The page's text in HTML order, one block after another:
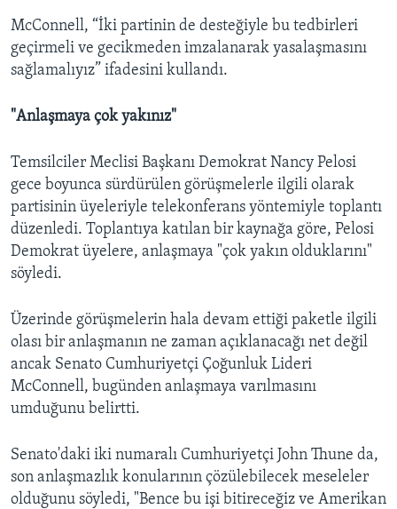
McConnell, “İki partinin de desteğiyle bu tedbirleri
geçirmeli ve gecikmeden imzalanarak yasalaşmasını
sağlamalıyız” ifadesini kullandı.
"Anlaşmaya çok yakınız"
Temsilciler Meclisi Başkanı Demokrat Nancy Pelosi
gece boyunca sürdürülen görüşmelerle ilgili olarak
partisinin üyeleriyle telekonferans yöntemiyle toplantı
düzenledi. Toplantıya katılan bir kaynağa göre, Pelosi
Demokrat üyelere, anlaşmaya "çok yakın olduklarını"
söyledi.
Üzerinde görüşmelerin hala devam ettiği paketle ilgili
olası bir anlaşmanın ne zaman açıklanacağı net değil
ancak Senato Cumhuriyetçi Çoğunluk Lideri
McConnell, bugünden anlaşmaya varılmasını
umduğunu belirtti.
Senato'daki iki numaralı Cumhuriyetçi John Thune da,
son anlaşmazlık konularının çözülebilecek meseleler
olduğunu söyledi, "Bence bu işi bitireceğiz ve Amerikan